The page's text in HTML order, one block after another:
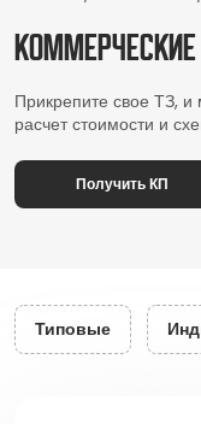
Прикрепите свое ТЗ,
расчет стоимости и
Получить КП
Типовые